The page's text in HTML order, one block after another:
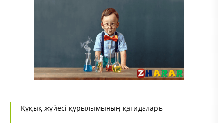
Құқық жүйесі құрылымының қағидалары